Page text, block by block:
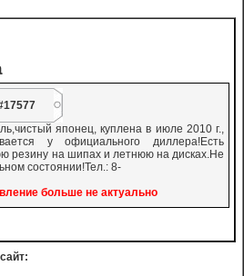
японец, куплена в июле 2010 г.,
у официального диллера!Есть
резину на шипах и летнюю на дисках.Не
состоянии!Тел.: 8-
больше не актуально